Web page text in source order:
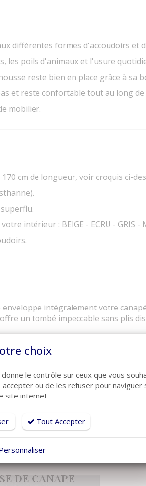
différentes formes d'accoudoirs et
les poils d'animaux et l'usure
reste bien en place grâce à sa
et reste confortable tout au long de
mobilier.
cm de longueur, voir croquis ci-
intérieur : BEIGE - ECRU - GRIS -
intégralement votre
un tombé impeccable sans plis
tendu.
choix
le contrôle sur ceux que vous
accepter ou de les refuser pour naviguer
site internet.
Tout Accepter
Personnaliser